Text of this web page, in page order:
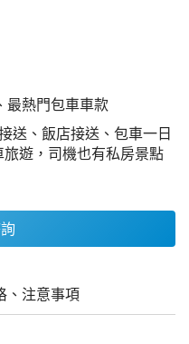
最熱門包車車款
送、飯店接送、包車一日
遊，司機也有私房景點
、注意事項